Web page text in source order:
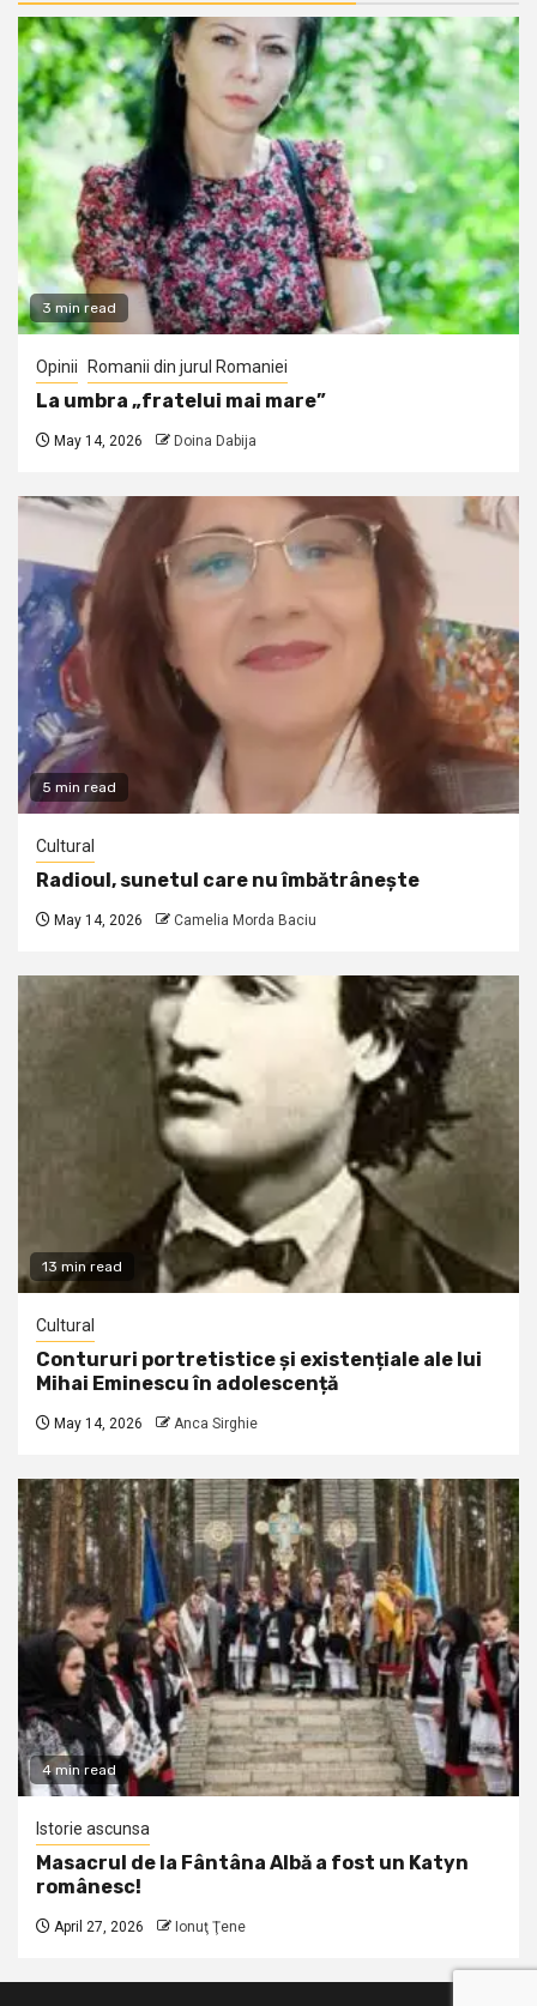
3 min read
Opinii Romanii din jurul Romaniei
La umbra „fratelui mai mare”
May 14, 2026 Doina Dabija
5 min read
Cultural
Radioul, sunetul care nu îmbătrânește
May 14, 2026 Camelia Morda Baciu
13 min read
Cultural
Contururi portretistice și existențiale ale lui
Mihai Eminescu în adolescență
May 14, 2026 Anca Sirghie
4 min read
Istorie ascunsa
Masacrul de la Fântâna Albă a fost un Katyn
românesc!
April 27, 2026 Ionuţ Ţene